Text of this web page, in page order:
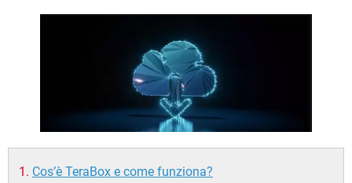
Cos’è TeraBox e come funziona?